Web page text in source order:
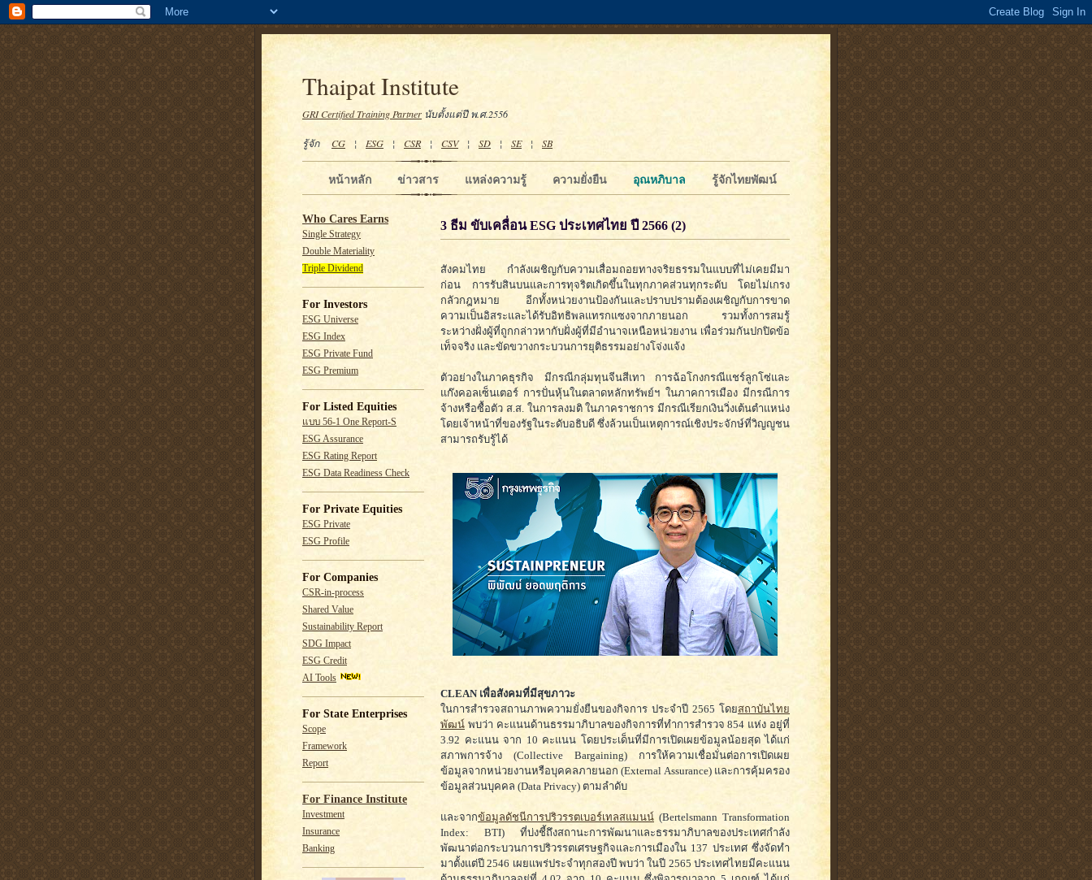
Thaipat Institute
GRI Certified Training Partner นับตั้งแต่ปี พ.ศ.2556
รู้จัก CG ¦ ESG ¦ CSR¦ CSV¦ SD ¦ SE¦ SB
รู้จักไทยพัฒน์
อุณหภิบาล
ความยั่งยืน
แหล่งความรู้
ข่าวสาร
หน้าหลัก
Who Cares Earns
Single Strategy
Double Materiality
Triple Dividend
For Investors
ESG Universe
ESG Index
ESG Private Fund
ESG Premium
For Listed Equities
แบบ 56-1 One Report-S
ESG Assurance
ESG Rating Report
ESG Data Readiness Check
For Private Equities
ESG Private
ESG Profile
For Companies
CSR-in-process
Shared Value
Sustainability Report
SDG Impact
ESG Credit
AI Tools
For State Enterprises
Scope
Framework
Report
For Finance Institute
Investment
Insurance
Banking
3 ธีม ขับเคลื่อน ESG ประเทศไทย ปี 2566 (2)
สังคมไทย กำลังเผชิญกับความเสื่อมถอยทางจริยธรรมในแบบที่ไม่เคยมีมา
ก่อน การรับสินบนและการทุจริตเกิดขึ้นในทุกภาคส่วนทุกระดับ โดยไม่เกรง
กลัวกฎหมาย อีกทั้งหน่วยงานป้องกันและปราบปรามต้องเผชิญกับการขาด
ความเป็นอิสระและได้รับอิทธิพลแทรกแซงจากภายนอก รวมทั้งการสมรู้
ระหว่างฝั่งผู้ที่ถูกกล่าวหากับฝั่งผู้ที่มีอำนาจเหนือหน่วยงาน เพื่อร่วมกันปกปิดข้อ
เท็จจริง และขัดขวางกระบวนการยุติธรรมอย่างโจ่งแจ้ง
ตัวอย่างในภาคธุรกิจ มีกรณีกลุ่มทุนจีนสีเทา การฉ้อโกงกรณีแชร์ลูกโซ่และ
แก๊งคอลเซ็นเตอร์ การปั่นหุ้นในตลาดหลักทรัพย์ฯ ในภาคการเมือง มีกรณีการ
จ้างหรือซื้อตัว ส.ส. ในการลงมติ ในภาคราชการ มีกรณีเรียกเงินวิ่งเต้นตำแหน่ง
โดยเจ้าหน้าที่ของรัฐในระดับอธิบดี ซึ่งล้วนเป็นเหตุการณ์เชิงประจักษ์ที่วิญญูชน
สามารถรับรู้ได้
CLEAN เพื่อสังคมที่มีสุขภาวะ
ในการสำรวจสถานภาพความยั่งยืนของกิจการ ประจำปี 2565 โดยสถาบันไทย
พัฒน์ พบว่า คะแนนด้านธรรมาภิบาลของกิจการที่ทำการสำรวจ 854 แห่ง อยู่ที่
3.92 คะแนน จาก 10 คะแนน โดยประเด็นที่มีการเปิดเผยข้อมูลน้อยสุด ได้แก่
สภาพการจ้าง (Collective Bargaining) การให้ความเชื่อมั่นต่อการเปิดเผย
ข้อมูลจากหน่วยงานหรือบุคคลภายนอก (External Assurance) และการคุ้มครอง
ข้อมูลส่วนบุคคล (Data Privacy) ตามลำดับ
และจากข้อมูลดัชนีการปริวรรตเบอร์เทลสแมนน์ (Bertelsmann Transformation
Index: BTI) ที่บ่งชี้ถึงสถานะการพัฒนาและธรรมาภิบาลของประเทศกำลัง
พัฒนาต่อกระบวนการปริวรรตเศรษฐกิจและการเมืองใน 137 ประเทศ ซึ่งจัดทำ
มาตั้งแต่ปี 2546 เผยแพร่ประจำทุกสองปี พบว่า ในปี 2565 ประเทศไทยมีคะแนน